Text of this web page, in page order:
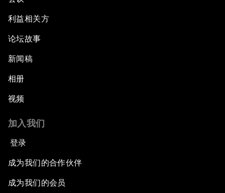
利益相关方
论坛故事
新闻稿
相册
视频
加入我们
登录
成为我们的合作伙伴
成为我们的会员